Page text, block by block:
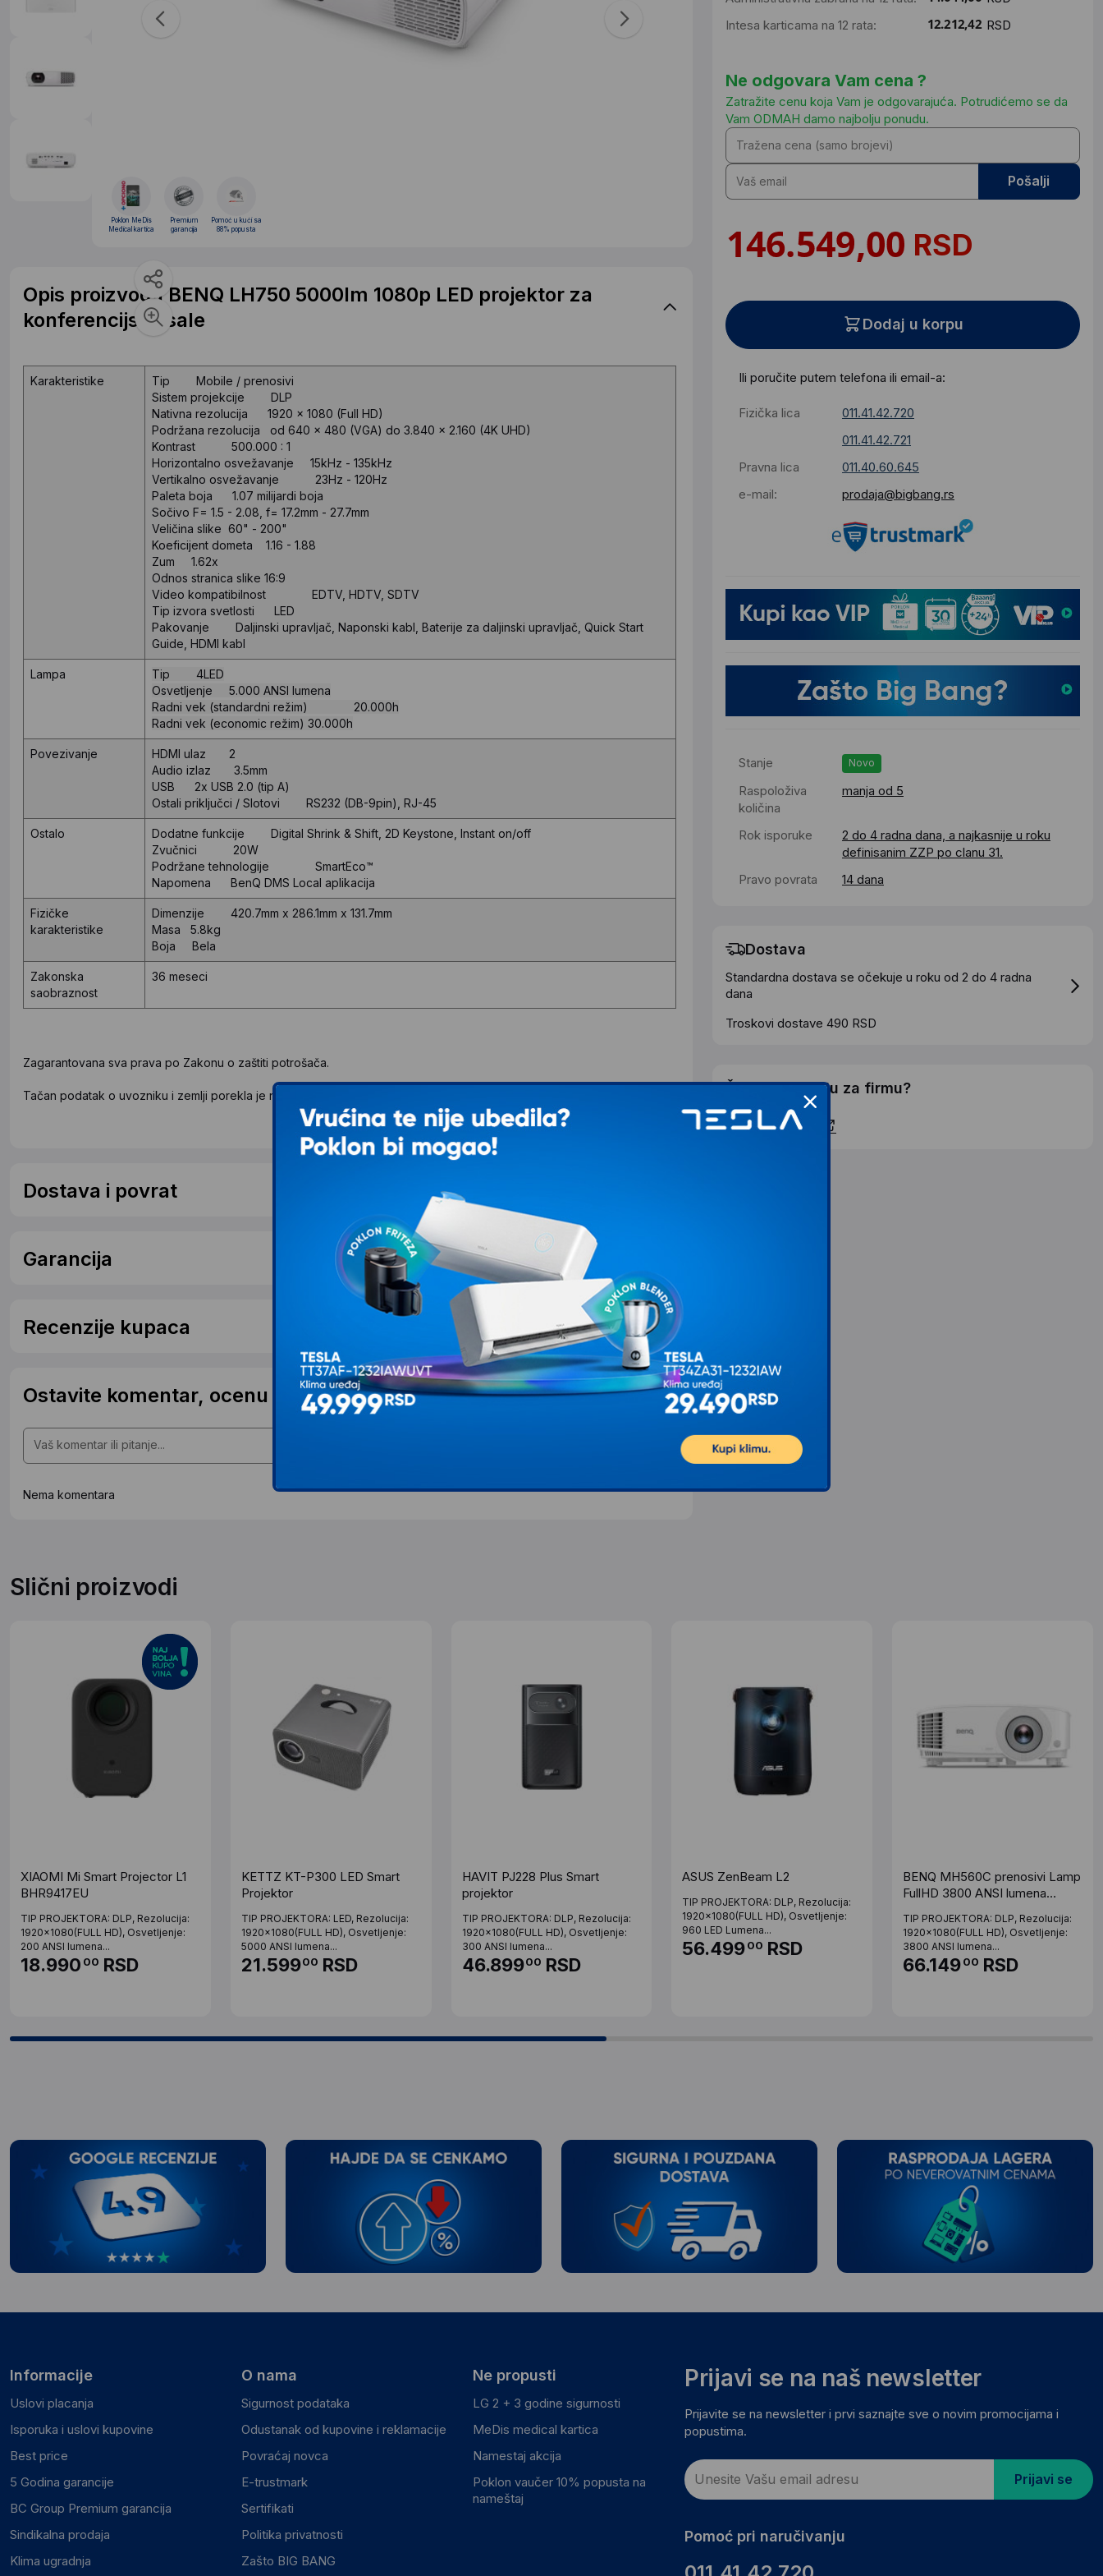
Intesa karticama na 12 rata:
RSD
Ne odgovara Vam cena ?
Zatražite cenu koja Vam je odgovarajuća. Potrudićemo se da
Vam ODMAH damo najbolju ponudu.
Pošalji
RSD
Dodaj u korpu
Ili poručite putem telefona ili email-a:
Fizička lica
011.41.42.720
011.41.42.721
Pravna lica
011.40.60.645
e-mail:
prodaja@bigbang.rs
Stanje Novo
Raspoloživa
količina
manja od 5
Rok isporuke
2 do 4 radna dana, a najkasnije u roku
definisanim ZZP po clanu 31.
Pravo povrata
14 dana
Dostava
Standardna dostava se očekuje u roku od 2 do 4 radna
dana
Troskovi dostave 490 RSD
Želite li ponudu za firmu?
Kontaktirajte nas
Poklon MeDis
Medical kartica
Premium
garancija
Pomoć u kući sa
88% popusta
Opis proizvoda BENQ LH750 5000lm 1080p LED projektor za
konferencijske sale
Karakteristike
Tip Mobile / prenosivi
Sistem projekcije DLP
Nativna rezolucija 1920 x 1080 (Full HD)
Podržana rezolucija od 640 x 480 (VGA) do 3.840 x 2.160 (4K UHD)
Kontrast 500.000 : 1
Horizontalno osvežavanje 15kHz - 135kHz
Vertikalno osvežavanje 23Hz - 120Hz
Paleta boja 1.07 milijardi boja
Sočivo F= 1.5 - 2.08, f= 17.2mm - 27.7mm
Veličina slike 60" - 200"
Koeficijent dometa 1.16 - 1.88
Zum 1.62x
Odnos stranica slike 16:9
Video kompatibilnost EDTV, HDTV, SDTV
Tip izvora svetlosti LED
Pakovanje Daljinski upravljač, Naponski kabl, Baterije za daljinski upravljač, Quick Start
Guide, HDMI kabl
Lampa
Tip 4LED
Osvetljenje 5.000 ANSI lumena
Radni vek (standardni režim) 20.000h
Radni vek (economic režim) 30.000h
Povezivanje
HDMI ulaz 2
Audio izlaz 3.5mm
USB 2x USB 2.0 (tip A)
Ostali priključci / Slotovi RS232 (DB-9pin), RJ-45
Ostalo
Dodatne funkcije Digital Shrink & Shift, 2D Keystone, Instant on/off
Zvučnici 20W
Podržane tehnologije SmartEco™
Napomena BenQ DMS Local aplikacija
Fizičke
karakteristike
Dimenzije 420.7mm x 286.1mm x 131.7mm
Masa 5.8kg
Boja Bela
Zakonska
saobraznost
36 meseci
Zagarantovana sva prava po Zakonu o zaštiti potrošača.
Tačan podatak o uvozniku i zemlji porekla je naveden na deklaraciji proizvoda.
Dostava i povrat
Garancija
Recenzije kupaca
Ostavite komentar, ocenu ili postavite pitanje
Nema komentara
Slični proizvodi
XIAOMI Mi Smart Projector L1
BHR9417EU
TIP PROJEKTORA: DLP, Rezolucija:
1920x1080(FULL HD), Osvetljenje:
200 ANSI lumena...
18.990 00 RSD
KETTZ KT-P300 LED Smart
Projektor
TIP PROJEKTORA: LED, Rezolucija:
1920x1080(FULL HD), Osvetljenje:
5000 ANSI lumena...
21.59900 RSD
HAVIT PJ228 Plus Smart
projektor
TIP PROJEKTORA: DLP, Rezolucija:
1920x1080(FULL HD), Osvetljenje:
300 ANSI lumena...
46.89900 RSD
ASUS ZenBeam L2
TIP PROJEKTORA: DLP, Rezolucija:
1920x1080(FULL HD), Osvetljenje:
960 LED Lumena...
56.49900 RSD
BENQ MH560C prenosivi Lamp
FullHD 3800 ANSI lumena
TIP PROJEKTORA: DLP, Rezolucija:
1920x1080(FULL HD), Osvetljenje:
3800 ANSI lumena...
66.14900 RSD
Informacije
Uslovi placanja
Isporuka i uslovi kupovine
Best price
5 Godina garancije
BC Group Premium garancija
Sindikalna prodaja
Klima ugradnja
O nama
Sigurnost podataka
Odustanak od kupovine i reklamacije
Povraćaj novca
E-trustmark
Sertifikati
Politika privatnosti
Zašto BIG BANG
Ne propusti
LG 2 + 3 godine sigurnosti
MeDis medical kartica
Namestaj akcija
Poklon vaučer 10% popusta na
nameštaj
Prijavi se na naš newsletter
Prijavite se na newsletter i prvi saznajte sve o novim promocijama i
popustima.
Prijavi se
Pomoć pri naručivanju